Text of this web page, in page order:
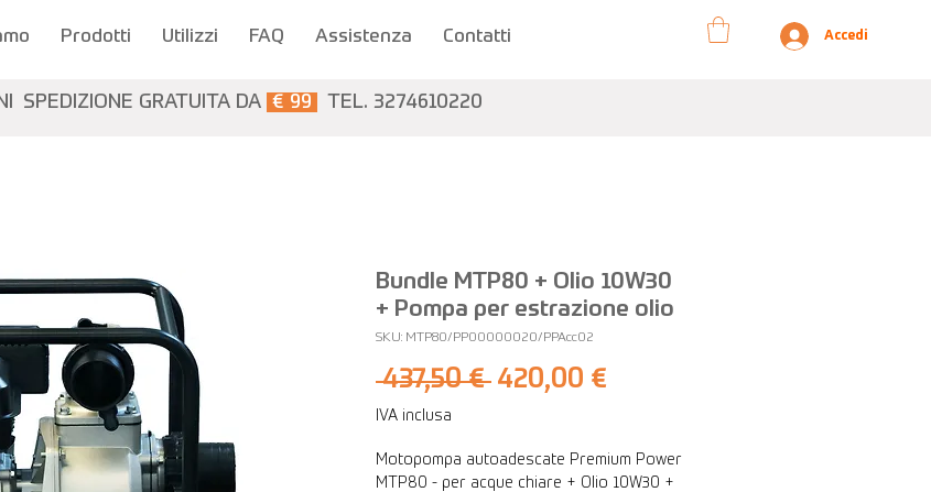
Prodotti Utilizzi FAQ Assistenza Contatti Accedi
SPEDIZIONE GRATUITA DA € 99 TEL. 3274610220
Bundle MTP80 + Olio 10W30
+ Pompa per estrazione olio
SKU: MTP80/PP00000020/PPAcc02
437,50 € Prezzo
420,00 €
IVA inclusa
Motopompa autoadescate Premium Power
MTP80 - per acque chiare + Olio 10W30 +